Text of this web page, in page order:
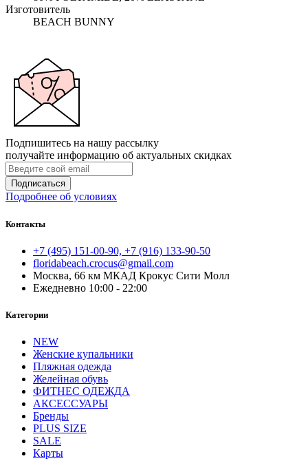
Изготовитель
BEACH BUNNY
Подпишитесь на нашу рассылку
получайте информацию об актуальных скидках
Подписаться
Подробнее об условиях
Контакты
+7 (495) 151-00-90, +7 (916) 133-90-50
floridabeach.crocus@gmail.com
Москва, 66 км МКАД Крокус Сити Молл
Ежедневно 10:00 - 22:00
Категории
NEW
Женские купальники
Пляжная одежда
Желейная обувь
ФИТНЕС ОДЕЖДА
АКСЕССУАРЫ
Бренды
PLUS SIZE
SALE
Карты